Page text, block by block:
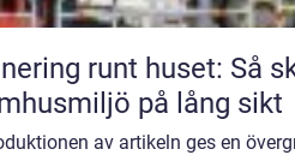
runt huset: Så
på lång sikt
av artikeln ges en